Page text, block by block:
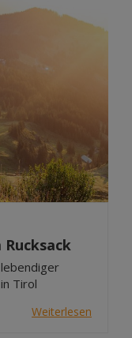
lebendiger
Tirol
Weiterlesen